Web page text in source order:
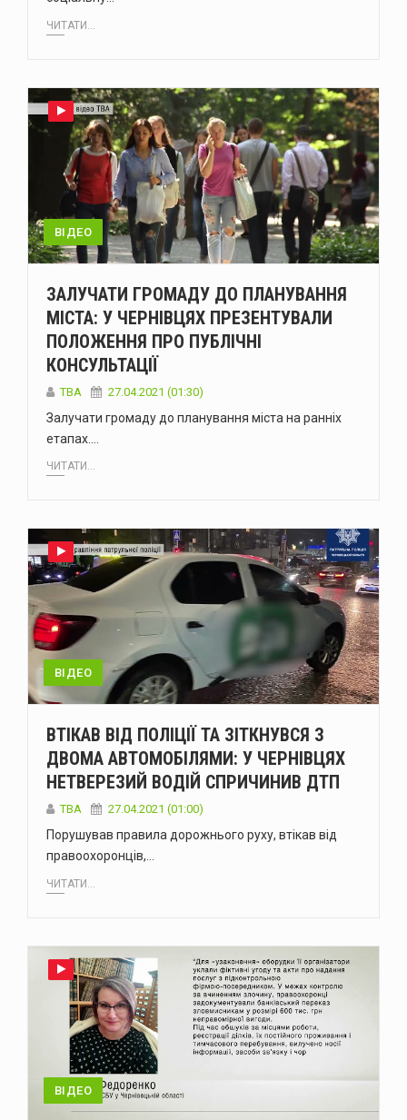
ЧИТАТИ...
ВІДЕО
ЗАЛУЧАТИ ГРОМАДУ ДО ПЛАНУВАННЯ
МІСТА: У ЧЕРНІВЦЯХ ПРЕЗЕНТУВАЛИ
ПОЛОЖЕННЯ ПРО ПУБЛІЧНІ
КОНСУЛЬТАЦІЇ
TBA 27.04.2021 (01:30)
Залучати громаду до планування міста на ранніх
етапах.…
ЧИТАТИ...
ВІДЕО
ВТІКАВ ВІД ПОЛІЦІЇ ТА ЗІТКНУВСЯ З
ДВОМА АВТОМОБІЛЯМИ: У ЧЕРНІВЦЯХ
НЕТВЕРЕЗИЙ ВОДІЙ СПРИЧИНИВ ДТП
TBA 27.04.2021 (01:00)
Порушував правила дорожнього руху, втікав від
правоохоронців,…
ЧИТАТИ...
ВІДЕО